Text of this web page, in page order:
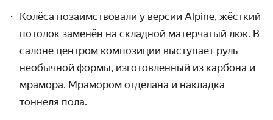
Колёса позаимствовали у версии Alpine, жёсткий
потолок заменён на складной матерчатый люк. В
салоне центром композиции выступает руль
необычной формы, изготовленный из карбона и
мрамора. Мрамором отделана и накладка
тоннеля пола.